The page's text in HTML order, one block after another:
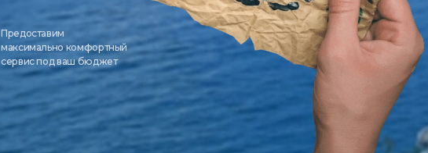
Предоставим
максимально комфортный
сервис под ваш бюджет